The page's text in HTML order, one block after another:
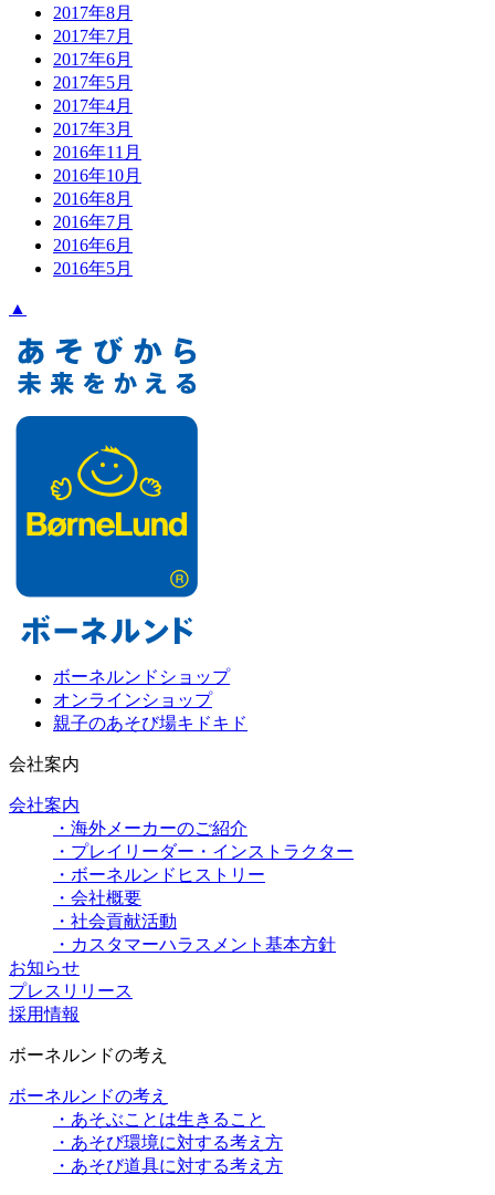
2017年8月
2017年7月
2017年6月
2017年5月
2017年4月
2017年3月
2016年11月
2016年10月
2016年8月
2016年7月
2016年6月
2016年5月
▲
ボーネルンドショップ
オンラインショップ
親子のあそび場キドキド
会社案内
会社案内
・海外メーカーのご紹介
・プレイリーダー・インストラクター
・ボーネルンドヒストリー
・会社概要
・社会貢献活動
・カスタマーハラスメント基本方針
お知らせ
プレスリリース
採用情報
ボーネルンドの考え
ボーネルンドの考え
・あそぶことは生きること
・あそび環境に対する考え方
・あそび道具に対する考え方